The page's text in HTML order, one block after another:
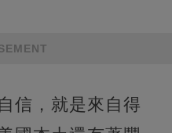
信，就是來自得